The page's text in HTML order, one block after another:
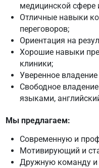
медицинской сфере
Отличные навыки
переговоров;
Ориентация на
Хорошие навыки
клиники;
Уверенное
Свободное
языками,
Мы предлагаем:
Современную и
Мотивирующий и
Дружную команду и